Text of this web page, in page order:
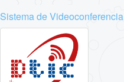
Sistema de Videoconferencia